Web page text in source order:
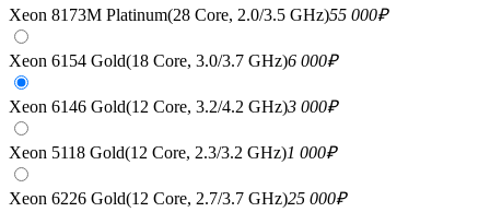
Xeon 8173M Platinum(28 Core, 2.0/3.5 GHz)55 000₽
Xeon 6154 Gold(18 Core, 3.0/3.7 GHz)6 000₽
Xeon 6146 Gold(12 Core, 3.2/4.2 GHz)3 000₽
Xeon 5118 Gold(12 Core, 2.3/3.2 GHz)1 000₽
Xeon 6226 Gold(12 Core, 2.7/3.7 GHz)25 000₽